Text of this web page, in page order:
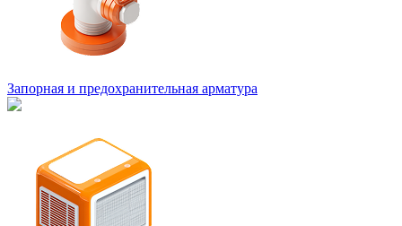
Запорная и предохранительная арматура